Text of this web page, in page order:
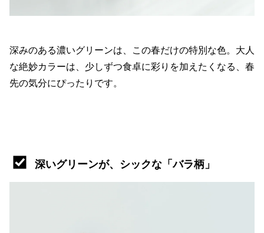
深みのある濃いグリーンは、この春だけの特別な色。大人
な絶妙カラーは、少しずつ食卓に彩りを加えたくなる、春
先の気分にぴったりです。
深いグリーンが、シックな「バラ柄」